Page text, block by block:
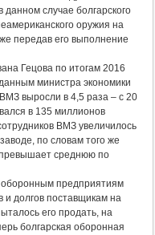
случае болгарского
оружия на
передав его выполнение
Гецова по итогам 2016
министра экономики
выросли в 4,5 раза – с 20
в 135 миллионов
ВМЗ увеличилось
по словам того же
превышает среднюю по
оборонным предприятиям
и долгов поставщикам на
его продать, на
болгарская оборонная